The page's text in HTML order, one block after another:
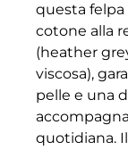
questa felpa
cotone alla
(heather
viscosa),
pelle e una
quotidiana.